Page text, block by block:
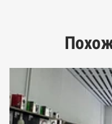
Единый реестр